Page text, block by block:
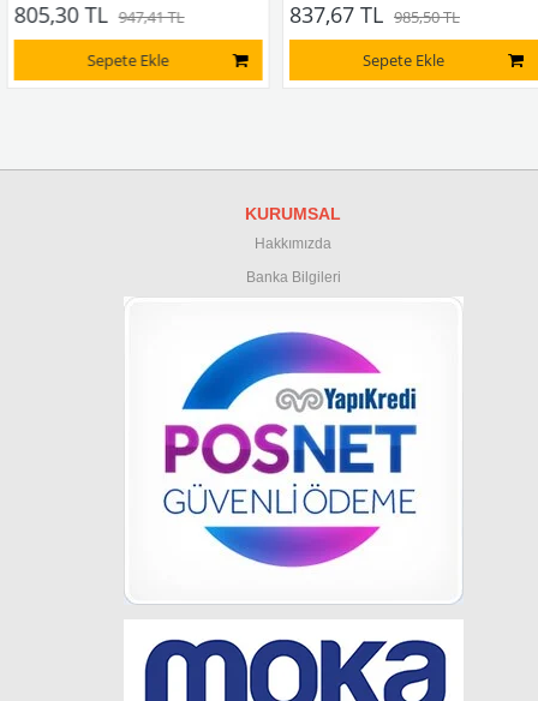
805,30 TL
947,41 TL
Sepete Ekle
837,67 TL
985,50 TL
Sepete Ekle
KURUMSAL
Hakkımızda
Banka Bilgileri